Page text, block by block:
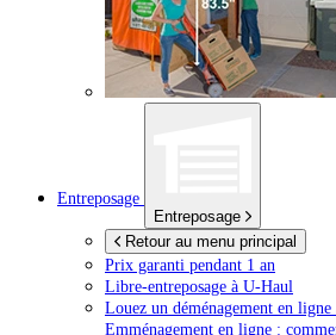
Entreposage
Entreposage
Retour au menu principal
Prix garanti pendant 1 an
Libre-entreposage à U-Haul
Louez un déménagement en
Emménagement en ligne :